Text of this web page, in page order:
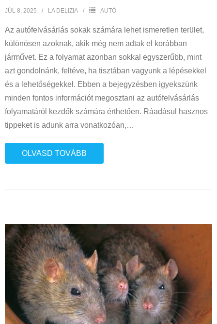
JÚL 8, 2025 LA DELIZIA AUTÓ
Az autófelvásárlás sokak számára lehet ismeretlen terület,
különösen azoknak, akik még nem adtak el korábban
járművet. Ez a folyamat azonban sokkal egyszerűbb, mint
azt gondolnánk, feltéve, ha tisztában vagyunk a lépésekkel
és a lehetőségekkel. Ebben a bejegyzésben igyekszünk
minden fontos információt megosztani az autófelvásárlás
folyamatáról kezdők számára érthetően. Ráadásul hasznos
tippeket is adunk arra vonatkozóan,…
OLVASD TOVÁBB